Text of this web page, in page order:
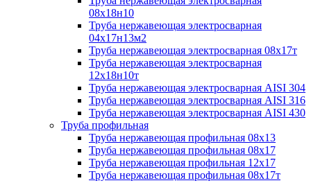
08х18н10
Труба нержавеющая электросварная
04х17н13м2
Труба нержавеющая электросварная 08х17т
Труба нержавеющая электросварная
12х18н10т
Труба нержавеющая электросварная AISI 304
Труба нержавеющая электросварная AISI 316
Труба нержавеющая электросварная AISI 430
Труба профильная
Труба нержавеющая профильная 08х13
Труба нержавеющая профильная 08х17
Труба нержавеющая профильная 12х17
Труба нержавеющая профильная 08х17т